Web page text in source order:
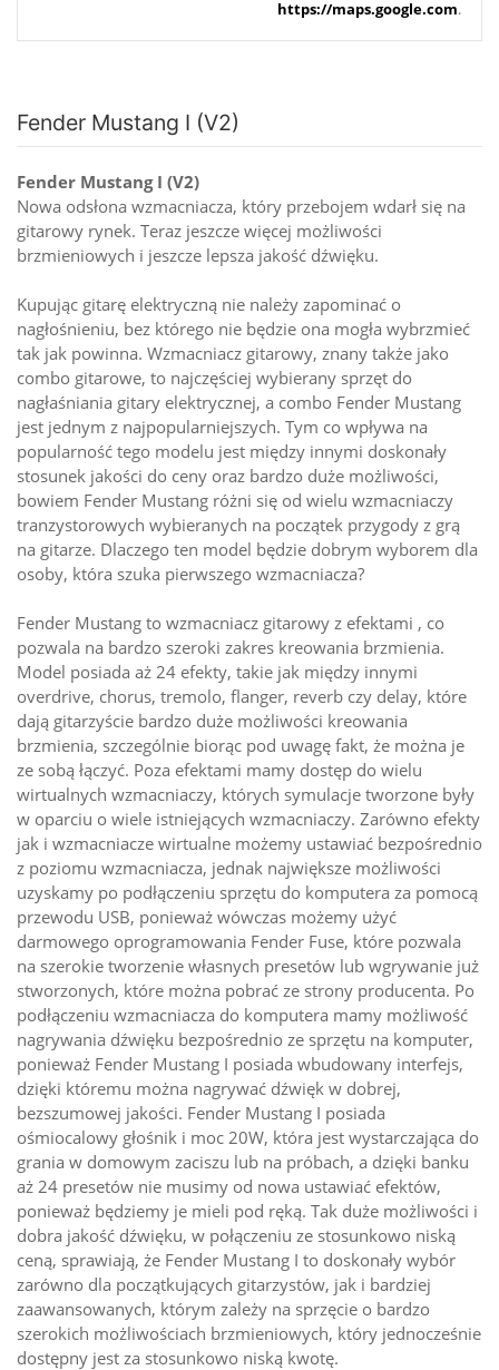
https://maps.google.com.
Fender Mustang I (V2)
Fender Mustang I (V2)
Nowa odsłona wzmacniacza, który przebojem wdarł się na
gitarowy rynek. Teraz jeszcze więcej możliwości
brzmieniowych i jeszcze lepsza jakość dźwięku.
Kupując gitarę elektryczną nie należy zapominać o
nagłośnieniu, bez którego nie będzie ona mogła wybrzmieć
tak jak powinna. Wzmacniacz gitarowy, znany także jako
combo gitarowe, to najczęściej wybierany sprzęt do
nagłaśniania gitary elektrycznej, a combo Fender Mustang
jest jednym z najpopularniejszych. Tym co wpływa na
popularność tego modelu jest między innymi doskonały
stosunek jakości do ceny oraz bardzo duże możliwości,
bowiem Fender Mustang różni się od wielu wzmacniaczy
tranzystorowych wybieranych na początek przygody z grą
na gitarze. Dlaczego ten model będzie dobrym wyborem dla
osoby, która szuka pierwszego wzmacniacza?
Fender Mustang to wzmacniacz gitarowy z efektami , co
pozwala na bardzo szeroki zakres kreowania brzmienia.
Model posiada aż 24 efekty, takie jak między innymi
overdrive, chorus, tremolo, flanger, reverb czy delay, które
dają gitarzyście bardzo duże możliwości kreowania
brzmienia, szczególnie biorąc pod uwagę fakt, że można je
ze sobą łączyć. Poza efektami mamy dostęp do wielu
wirtualnych wzmacniaczy, których symulacje tworzone były
w oparciu o wiele istniejących wzmacniaczy. Zarówno efekty
jak i wzmacniacze wirtualne możemy ustawiać bezpośrednio
z poziomu wzmacniacza, jednak największe możliwości
uzyskamy po podłączeniu sprzętu do komputera za pomocą
przewodu USB, ponieważ wówczas możemy użyć
darmowego oprogramowania Fender Fuse, które pozwala
na szerokie tworzenie własnych presetów lub wgrywanie już
stworzonych, które można pobrać ze strony producenta. Po
podłączeniu wzmacniacza do komputera mamy możliwość
nagrywania dźwięku bezpośrednio ze sprzętu na komputer,
ponieważ Fender Mustang I posiada wbudowany interfejs,
dzięki któremu można nagrywać dźwięk w dobrej,
bezszumowej jakości. Fender Mustang I posiada
ośmiocalowy głośnik i moc 20W, która jest wystarczająca do
grania w domowym zaciszu lub na próbach, a dzięki banku
aż 24 presetów nie musimy od nowa ustawiać efektów,
ponieważ będziemy je mieli pod ręką. Tak duże możliwości i
dobra jakość dźwięku, w połączeniu ze stosunkowo niską
ceną, sprawiają, że Fender Mustang I to doskonały wybór
zarówno dla początkujących gitarzystów, jak i bardziej
zaawansowanych, którym zależy na sprzęcie o bardzo
szerokich możliwościach brzmieniowych, który jednocześnie
dostępny jest za stosunkowo niską kwotę.